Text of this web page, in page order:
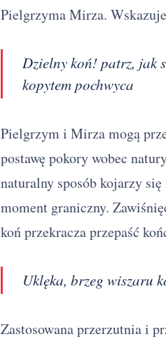
Pielgrzyma Mirza.
Dzielny koń! patrz, jak
kopytem pochwyca
Pielgrzym i Mirza mogą
postawę pokory wobec
naturalny sposób kojarzy
moment graniczny.
koń przekracza przepaść
Uklęka, brzeg wiszaru
Zastosowana przerzutnia i